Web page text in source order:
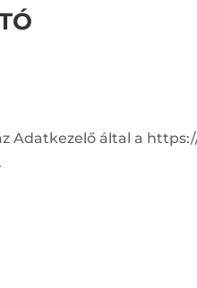
Adatkezelő által a